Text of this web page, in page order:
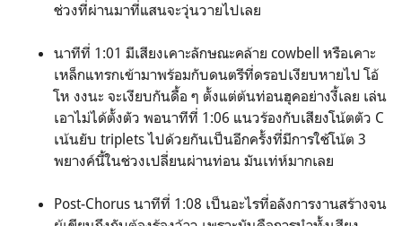
ช่วงที่ผ่านมาที่แสนจะวุ่นวายไปเลย
นาทีที่ 1:01 มีเสียงเคาะลักษณะคล้าย cowbell หรือเคาะ
เหล็กแทรกเข้ามาพร้อมกับดนตรีที่ดรอปเงียบหายไป โอ้
โห งงนะ จะเงียบกันดื้อ ๆ ตั้งแต่ต้นท่อนฮุคอย่างงี้เลย เล่น
เอาไม่ได้ตั้งตัว พอนาทีที่ 1:06 แนวร้องกับเสียงโน้ตตัว C
เน้นยับ triplets ไปด้วยกันเป็นอีกครั้งที่มีการใช้โน้ต 3
พยางค์นี้ในช่วงเปลี่ยนผ่านท่อน มันเท่ห์มากเลย
Post-Chorus นาทีที่ 1:08 เป็นอะไรที่อลังการงานสร้างจน